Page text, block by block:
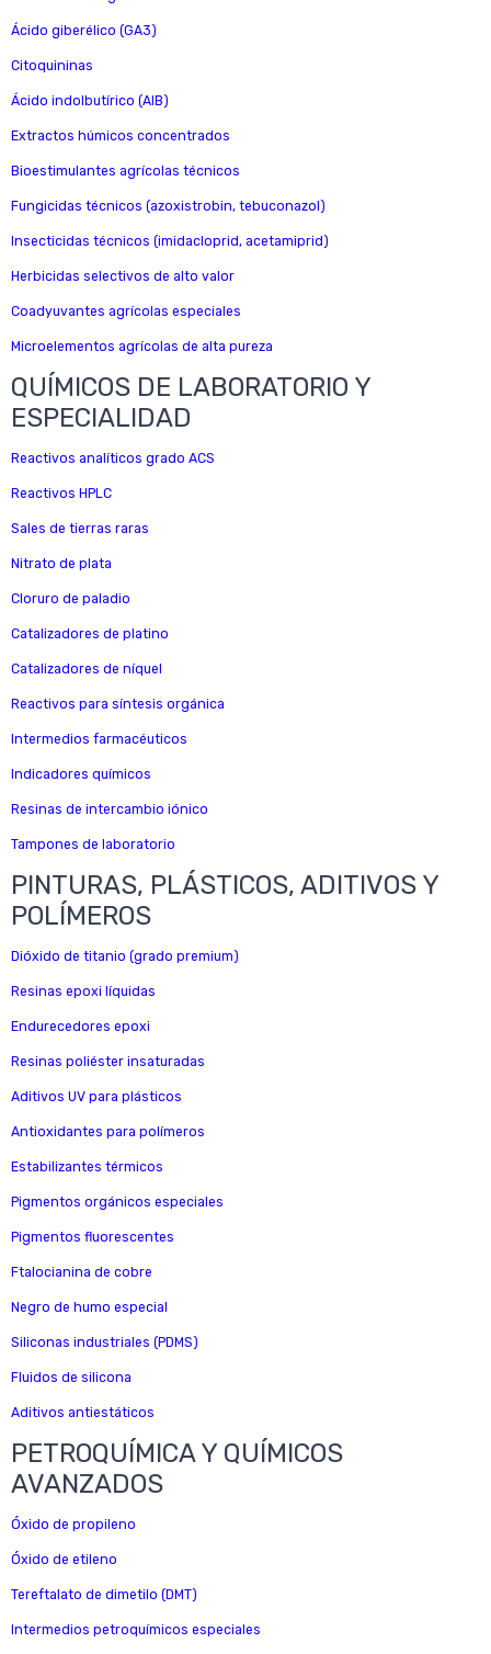
Ácido giberélico (GA3)
Citoquininas
Ácido indolbutírico (AIB)
Extractos húmicos concentrados
Bioestimulantes agrícolas técnicos
Fungicidas técnicos (azoxistrobin, tebuconazol)
Insecticidas técnicos (imidacloprid, acetamiprid)
Herbicidas selectivos de alto valor
Coadyuvantes agrícolas especiales
Microelementos agrícolas de alta pureza
QUÍMICOS DE LABORATORIO Y
ESPECIALIDAD
Reactivos analíticos grado ACS
Reactivos HPLC
Sales de tierras raras
Nitrato de plata
Cloruro de paladio
Catalizadores de platino
Catalizadores de níquel
Reactivos para síntesis orgánica
Intermedios farmacéuticos
Indicadores químicos
Resinas de intercambio iónico
Tampones de laboratorio
PINTURAS, PLÁSTICOS, ADITIVOS Y
POLÍMEROS
Dióxido de titanio (grado premium)
Resinas epoxi líquidas
Endurecedores epoxi
Resinas poliéster insaturadas
Aditivos UV para plásticos
Antioxidantes para polímeros
Estabilizantes térmicos
Pigmentos orgánicos especiales
Pigmentos fluorescentes
Ftalocianina de cobre
Negro de humo especial
Siliconas industriales (PDMS)
Fluidos de silicona
Aditivos antiestáticos
PETROQUÍMICA Y QUÍMICOS
AVANZADOS
Óxido de propileno
Óxido de etileno
Tereftalato de dimetilo (DMT)
Intermedios petroquímicos especiales